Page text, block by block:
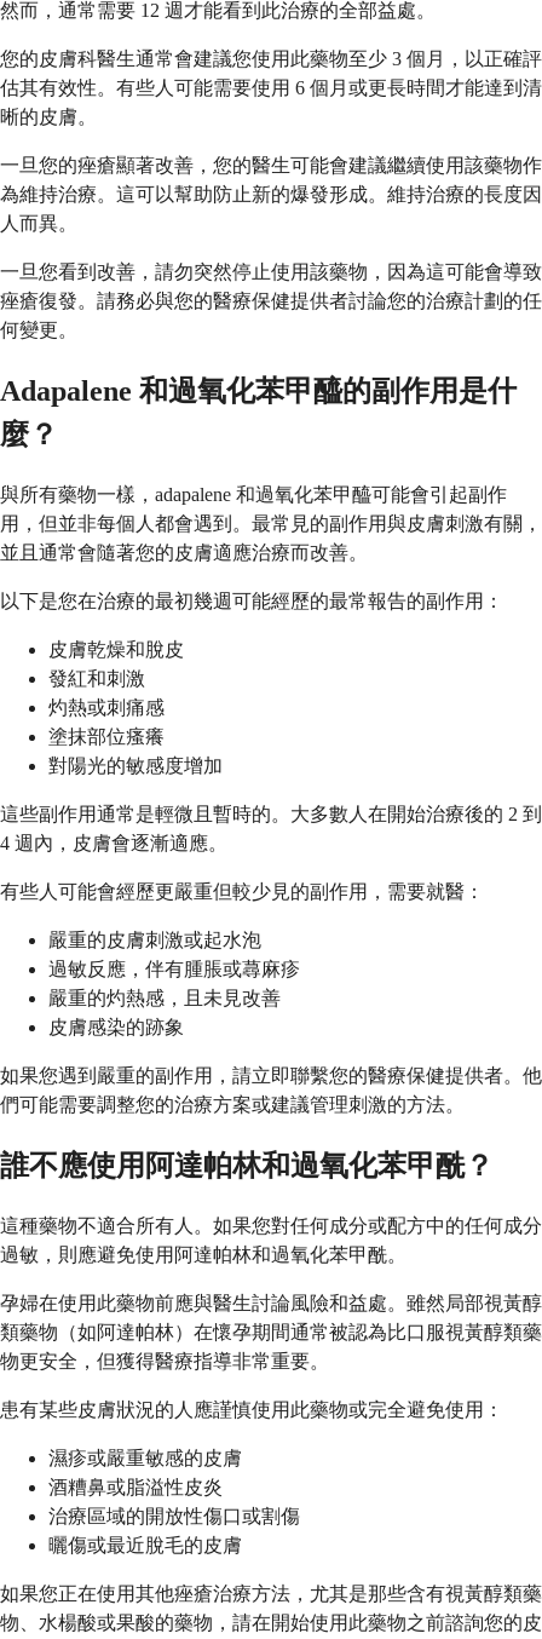
然而，通常需要 12 週才能看到此治療的全部益處。
您的皮膚科醫生通常會建議您使用此藥物至少 3 個月，以正確評
估其有效性。有些人可能需要使用 6 個月或更長時間才能達到清
晰的皮膚。
一旦您的痤瘡顯著改善，您的醫生可能會建議繼續使用該藥物作
為維持治療。這可以幫助防止新的爆發形成。維持治療的長度因
人而異。
一旦您看到改善，請勿突然停止使用該藥物，因為這可能會導致
痤瘡復發。請務必與您的醫療保健提供者討論您的治療計劃的任
何變更。
Adapalene 和過氧化苯甲醯的副作用是什
麼？
與所有藥物一樣，adapalene 和過氧化苯甲醯可能會引起副作
用，但並非每個人都會遇到。最常見的副作用與皮膚刺激有關，
並且通常會隨著您的皮膚適應治療而改善。
以下是您在治療的最初幾週可能經歷的最常報告的副作用：
皮膚乾燥和脫皮
發紅和刺激
灼熱或刺痛感
塗抹部位瘙癢
對陽光的敏感度增加
這些副作用通常是輕微且暫時的。大多數人在開始治療後的 2 到
4 週內，皮膚會逐漸適應。
有些人可能會經歷更嚴重但較少見的副作用，需要就醫：
嚴重的皮膚刺激或起水泡
過敏反應，伴有腫脹或蕁麻疹
嚴重的灼熱感，且未見改善
皮膚感染的跡象
如果您遇到嚴重的副作用，請立即聯繫您的醫療保健提供者。他
們可能需要調整您的治療方案或建議管理刺激的方法。
誰不應使用阿達帕林和過氧化苯甲酰？
這種藥物不適合所有人。如果您對任何成分或配方中的任何成分
過敏，則應避免使用阿達帕林和過氧化苯甲酰。
孕婦在使用此藥物前應與醫生討論風險和益處。雖然局部視黃醇
類藥物（如阿達帕林）在懷孕期間通常被認為比口服視黃醇類藥
物更安全，但獲得醫療指導非常重要。
患有某些皮膚狀況的人應謹慎使用此藥物或完全避免使用：
濕疹或嚴重敏感的皮膚
酒糟鼻或脂溢性皮炎
治療區域的開放性傷口或割傷
曬傷或最近脫毛的皮膚
如果您正在使用其他痤瘡治療方法，尤其是那些含有視黃醇類藥
物、水楊酸或果酸的藥物，請在開始使用此藥物之前諮詢您的皮